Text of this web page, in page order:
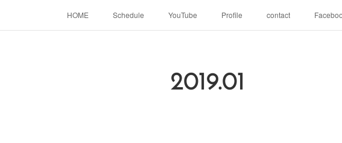
HOME Schedule YouTube Profile contact
2019.01